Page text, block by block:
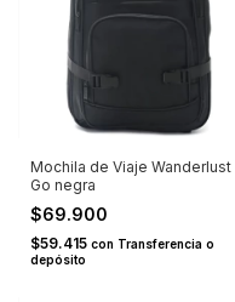
Mochila de Viaje Wanderlust
Go negra
$69.900
$59.415 con Transferencia o
depósito